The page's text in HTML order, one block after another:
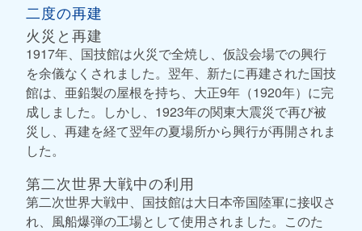
二度の再建
火災と再建
1917年、国技館は火災で全焼し、仮設会場での興行
を余儀なくされました。翌年、新たに再建された国技
館は、亜鉛製の屋根を持ち、大正9年（1920年）に完
成しました。しかし、1923年の関東大震災で再び被
災し、再建を経て翌年の夏場所から興行が再開されま
した。
第二次世界大戦中の利用
第二次世界大戦中、国技館は大日本帝国陸軍に接収さ
れ、風船爆弾の工場として使用されました。このた